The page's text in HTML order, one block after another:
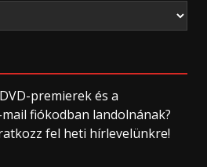
premierek és a
fiókodban landolnának?
fel heti hírlevelünkre!